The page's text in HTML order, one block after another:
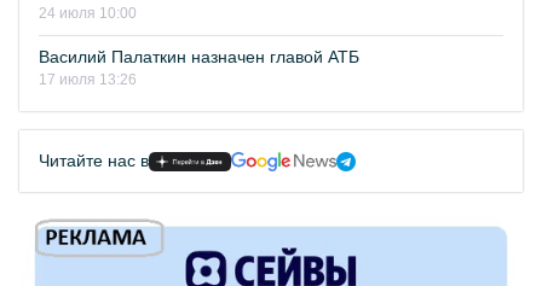
24 июля 10:00
Василий Палаткин назначен главой АТБ
17 июля 13:26
Читайте нас в